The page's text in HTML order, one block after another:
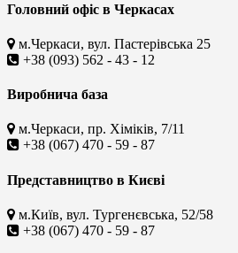
Головний офіс в Черкасах
м.Черкаси, вул. Пастерівська 25
+38 (093) 562 - 43 - 12
Виробнича база
м.Черкаси, пр. Хіміків, 7/11
+38 (067) 470 - 59 - 87
Представництво в Києві
м.Київ, вул. Тургенєвська, 52/58
+38 (067) 470 - 59 - 87